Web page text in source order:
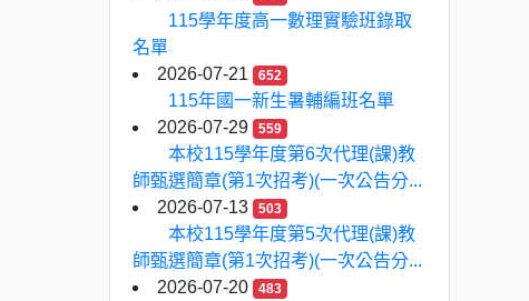
115學年度高一數理實驗班錄取
名單
2026-07-21
652
115年國一新生暑輔編班名單
2026-07-29
559
本校115學年度第6次代理(課)教
師甄選簡章(第1次招考)(一次公告分...
2026-07-13
503
本校115學年度第5次代理(課)教
師甄選簡章(第1次招考)(一次公告分...
2026-07-20
483